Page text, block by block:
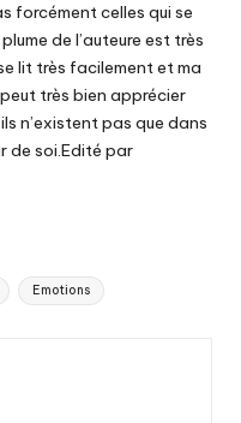
forcément celles qui se
de l’auteure est très
lit très facilement et ma
très bien apprécier
n’existent pas que dans
de soi.Edité par
Emotions